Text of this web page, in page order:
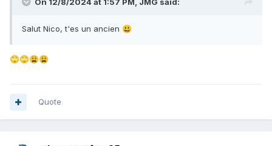
On 12/8/2024 at 1:57 PM, JMG said:
Salut Nico, t'es un ancien 😃
🙄🙄😩😩
Quote